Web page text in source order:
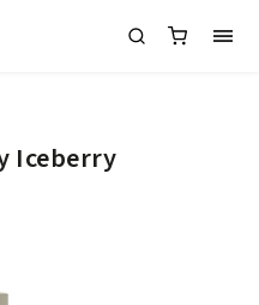
Iceberry